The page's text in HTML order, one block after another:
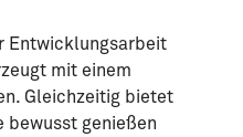
Entwicklungsarbeit
mit einem
Gleichzeitig bietet
bewusst genießen